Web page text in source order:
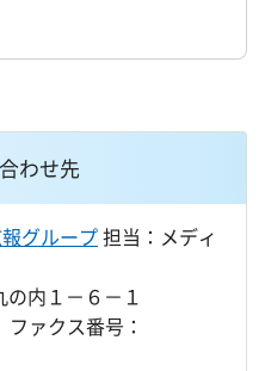
わせ先
グループ担当：メディ
内１－６－１
ァクス番号：